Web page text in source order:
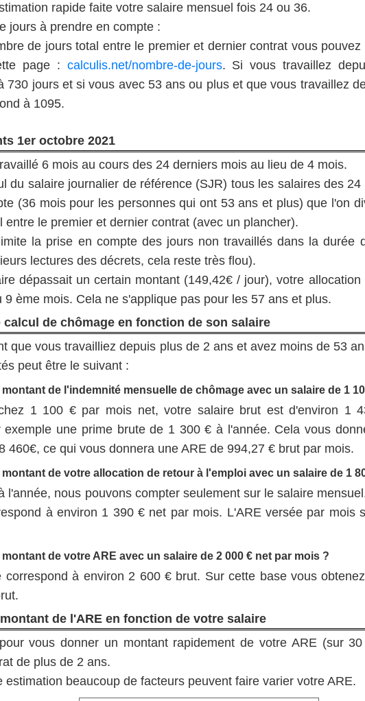
rapide faite votre salaire mensuel fois 24 ou 36.
jours à prendre en compte :
de jours total entre le premier et dernier contrat vous
page : calculis.net/nombre-de-jours. Si vous travaillez
730 jours et si vous avec 53 ans ou plus et que vous travaillez
à 1095.
1er octobre 2021
6 mois au cours des 24 derniers mois au lieu de 4 mois.
du salaire journalier de référence (SJR) tous les salaires des
(36 mois pour les personnes qui ont 53 ans et plus) que l'on
entre le premier et dernier contrat (avec un plancher).
la prise en compte des jours non travaillés dans la durée
lectures des décrets, cela reste très flou).
dépassait un certain montant (149,42€ / jour), votre
9 ème mois. Cela ne s'applique pas pour les 57 ans et plus.
calcul de chômage en fonction de son salaire
que vous travailliez depuis plus de 2 ans et avez moins de 53
peut être le suivant :
montant de l'indemnité mensuelle de chômage avec un salaire de 1
1 100 € par mois net, votre salaire brut est d'environ 1
exemple une prime brute de 1 300 € à l'année. Cela vous
460€, ce qui vous donnera une ARE de 994,27 € brut par mois.
montant de votre allocation de retour à l'emploi avec un salaire de 1
l'année, nous pouvons compter seulement sur le salaire
à environ 1 390 € net par mois. L'ARE versée par mois
montant de votre ARE avec un salaire de 2 000 € net par mois ?
correspond à environ 2 600 € brut. Sur cette base vous
de l'ARE en fonction de votre salaire
vous donner un montant rapidement de votre ARE (sur
de plus de 2 ans.
estimation beaucoup de facteurs peuvent faire varier votre ARE.